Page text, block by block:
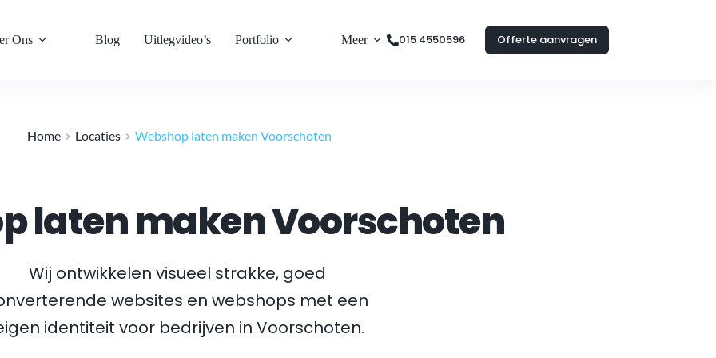
Ons Blog Uitlegvideo’s Portfolio Meer 015 4550596 Offerte aanvragen
Home Locaties Webshop laten maken Voorschoten
laten maken Voorschoten
Wij ontwikkelen visueel strakke, goed
websites en webshops met een
identiteit voor bedrijven in Voorschoten.